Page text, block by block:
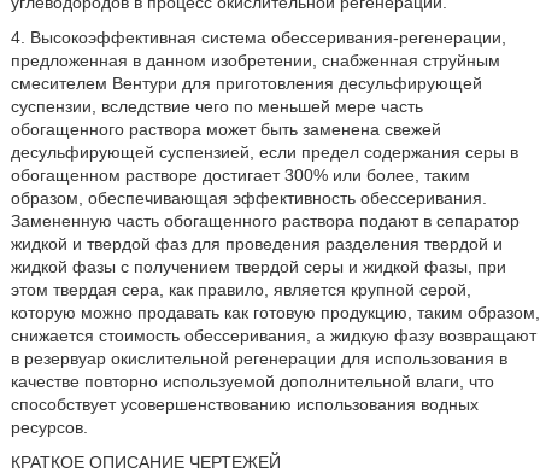
4. Высокоэффективная система обессеривания-регенерации,
предложенная в данном изобретении, снабженная струйным
смесителем Вентури для приготовления десульфирующей
суспензии, вследствие чего по меньшей мере часть
обогащенного раствора может быть заменена свежей
десульфирующей суспензией, если предел содержания серы в
обогащенном растворе достигает 300% или более, таким
образом, обеспечивающая эффективность обессеривания.
Замененную часть обогащенного раствора подают в сепаратор
жидкой и твердой фаз для проведения разделения твердой и
жидкой фазы с получением твердой серы и жидкой фазы, при
этом твердая сера, как правило, является крупной серой,
которую можно продавать как готовую продукцию, таким образом,
снижается стоимость обессеривания, а жидкую фазу возвращают
в резервуар окислительной регенерации для использования в
качестве повторно используемой дополнительной влаги, что
способствует усовершенствованию использования водных
ресурсов.
КРАТКОЕ ОПИСАНИЕ ЧЕРТЕЖЕЙ